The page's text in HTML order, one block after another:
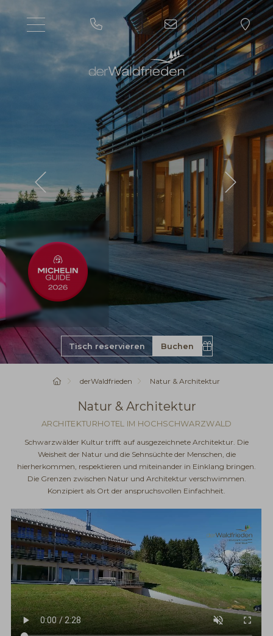
BuchenGutschein
StartseitederWaldfrieden Natur & Architektur
Natur & Architektur
ARCHITEKTURHOTEL IM HOCHSCHWARZWALD
Schwarzwälder Kultur trifft auf ausgezeichnete Architektur. Die
Weisheit der Natur und die Sehnsüchte der Menschen, die
hierherkommen, respektieren und miteinander in Einklang bringen.
Die Grenzen zwischen Natur und Architektur verschwimmen.
Konzipiert als Ort der anspruchsvollen Einfachheit.